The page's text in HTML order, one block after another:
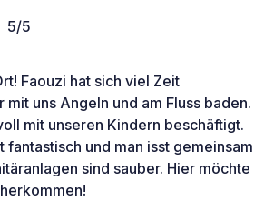
5/5
Faouzi hat sich viel Zeit
mit uns Angeln und am Fluss baden.
mit unseren Kindern beschäftigt.
fantastisch und man isst gemeinsam
sind sauber. Hier möchte